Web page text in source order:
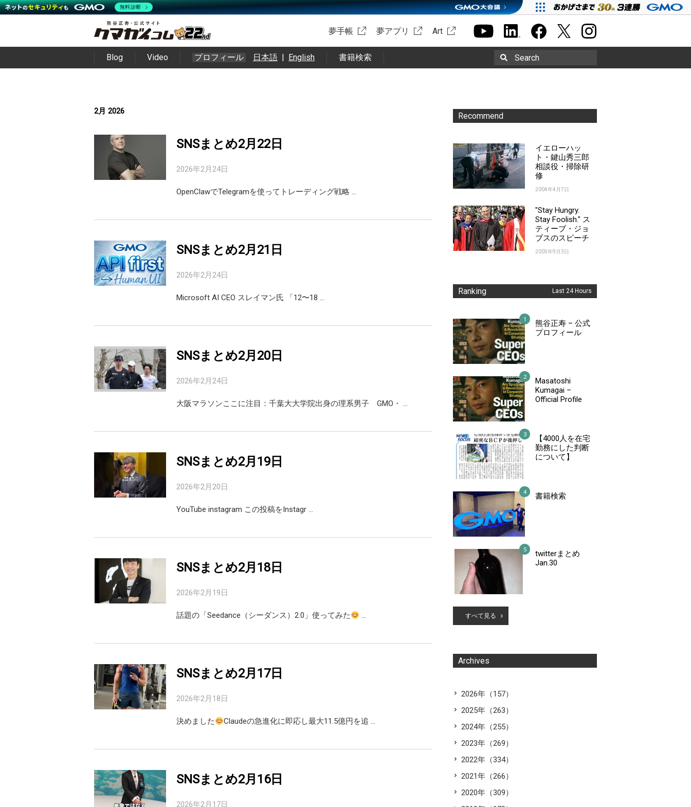
夢手帳 夢アプリ Art
Blog Video プロフィール 日本語 | English 書籍検索 Search
2月 2026
SNSまとめ2月22日
2026年2月24日
OpenClawでTelegramを使ってトレーディング戦略 …
SNSまとめ2月21日
2026年2月24日
Microsoft AI CEO スレイマン氏 「12〜18 …
SNSまとめ2月20日
2026年2月24日
大阪マラソンここに注目：千葉大大学院出身の理系男子 GMO・ …
SNSまとめ2月19日
2026年2月20日
YouTube instagram この投稿をInstagr …
SNSまとめ2月18日
2026年2月19日
話題の「Seedance（シーダンス）2.0」使ってみた …
SNSまとめ2月17日
2026年2月18日
決めました Claudeの急進化に即応し最大11.5億円を追 …
SNSまとめ2月16日
2026年2月17日
Recommend
イエローハッ
ト・鍵山秀三郎
相談役・掃除研
修
2004年4月7日
"Stay Hungry.
Stay Foolish." ス
ティーブ・ジョ
ブスのスピーチ
2005年9月3日
Ranking Last 24 Hours
熊谷正寿 – 公式
プロフィール
Masatoshi
Kumagai –
Official Profile
【4000人を在宅
勤務にした判断
について】
書籍検索
twitterまとめ
Jan.30
すべて見る
Archives
2026年（157）
2025年（263）
2024年（255）
2023年（269）
2022年（334）
2021年（266）
2020年（309）
無料診断